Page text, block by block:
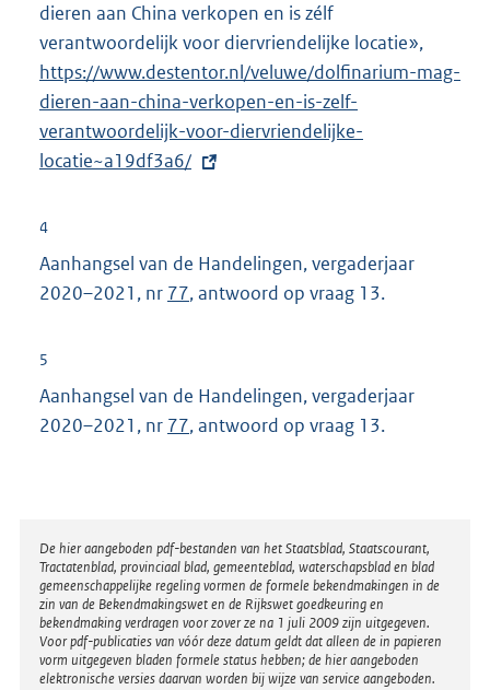
dieren aan China verkopen en is zélf
verantwoordelijk voor diervriendelijke locatie»,
x
https://www.destentor.nl/veluwe/dolfinarium-mag-
dieren-aan-china-verkopen-en-is-zelf-
verantwoordelijk-voor-diervriendelijke-
locatie~a19df3a6/
4
Aanhangsel van de Handelingen, vergaderjaar
2020–2021, nr 77, antwoord op vraag 13.
5
Aanhangsel van de Handelingen, vergaderjaar
2020–2021, nr 77, antwoord op vraag 13.
Disclaimer
De hier aangeboden pdf-bestanden van het Staatsblad, Staatscourant,
Tractatenblad, provinciaal blad, gemeenteblad, waterschapsblad en blad
gemeenschappelijke regeling vormen de formele bekendmakingen in de
zin van de Bekendmakingswet en de Rijkswet goedkeuring en
bekendmaking verdragen voor zover ze na 1 juli 2009 zijn uitgegeven.
Voor pdf-publicaties van vóór deze datum geldt dat alleen de in papieren
vorm uitgegeven bladen formele status hebben; de hier aangeboden
elektronische versies daarvan worden bij wijze van service aangeboden.